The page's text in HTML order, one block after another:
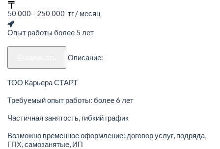
50 000 - 250 000 тг / месяц
Опыт работы более 5 лет
Описание:
ТОО Карьера СТАРТ
Требуемый опыт работы: более 6 лет
Частичная занятость, гибкий график
Возможно временное оформление: договор услуг, подряда,
ГПХ, самозанятые, ИП